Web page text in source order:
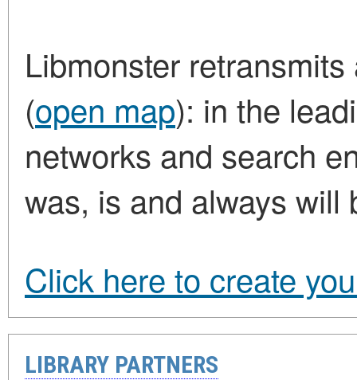
Libmonster
(open map): in the
networks and search
was, is and always will
Click here to create
LIBRARY PARTNERS